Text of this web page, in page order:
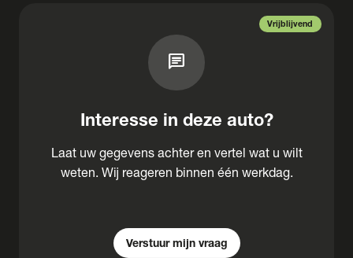
Vrijblijvend
chat
Interesse in deze auto?
Laat uw gegevens achter en vertel wat u wilt
weten. Wij reageren binnen één werkdag.
Verstuur mijn vraag